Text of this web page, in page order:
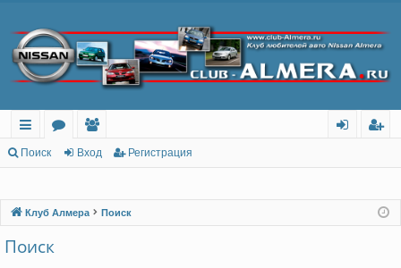
с
лк
м
ол
ов
тр
Поиск Вход Регистрация
Клуб Алмера Поиск
Поиск